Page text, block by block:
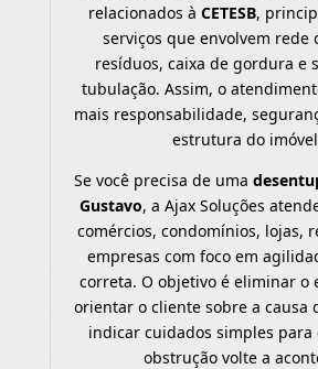
relacionados à CETESB,
serviços que envolvem rede
resíduos, caixa de gordura e
tubulação. Assim, o
mais responsabilidade,
estrutura do
Se você precisa de uma
Gustavo, a Ajax Soluções
comércios, condomínios, lojas,
empresas com foco em
correta. O objetivo é eliminar o
orientar o cliente sobre a causa
indicar cuidados simples para
obstrução volte a